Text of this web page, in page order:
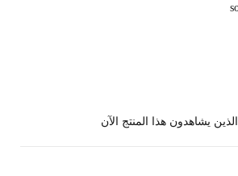
يشاهدون هذا المنتج الآن